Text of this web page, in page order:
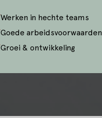
Werken in hechte teams
Goede arbeidsvoorwaarden
Groei & ontwikkeling